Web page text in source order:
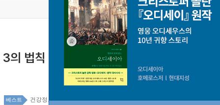
의 법칙 채소·과일식 단순하면서 자연스러운 가
베스트 건강정보 33위 국내도서 top20 6주